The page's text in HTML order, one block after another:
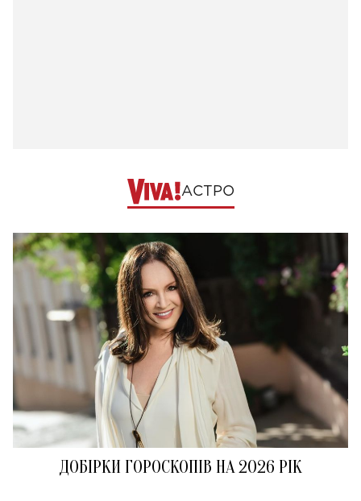
АСТРО
ДОБІРКИ ГОРОСКОПІВ НА 2026 РІК